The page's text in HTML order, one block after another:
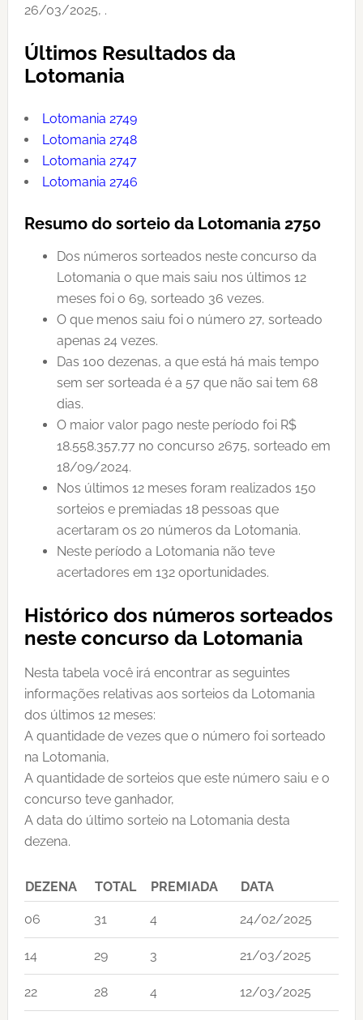
26/03/2025, .
Últimos Resultados da
Lotomania
Lotomania 2749
Lotomania 2748
Lotomania 2747
Lotomania 2746
Resumo do sorteio da Lotomania 2750
Dos números sorteados neste concurso da
Lotomania o que mais saiu nos últimos 12
meses foi o 69, sorteado 36 vezes.
O que menos saiu foi o número 27, sorteado
apenas 24 vezes.
Das 100 dezenas, a que está há mais tempo
sem ser sorteada é a 57 que não sai tem 68
dias.
O maior valor pago neste período foi R$
18.558.357,77 no concurso 2675, sorteado em
18/09/2024.
Nos últimos 12 meses foram realizados 150
sorteios e premiadas 18 pessoas que
acertaram os 20 números da Lotomania.
Neste período a Lotomania não teve
acertadores em 132 oportunidades.
Histórico dos números sorteados
neste concurso da Lotomania
Nesta tabela você irá encontrar as seguintes
informações relativas aos sorteios da Lotomania
dos últimos 12 meses:
A quantidade de vezes que o número foi sorteado
na Lotomania,
A quantidade de sorteios que este número saiu e o
concurso teve ganhador,
A data do último sorteio na Lotomania desta
dezena.
DEZENA TOTAL PREMIADA DATA
06 31 4 24/02/2025
14 29 3 21/03/2025
22 28 4 12/03/2025